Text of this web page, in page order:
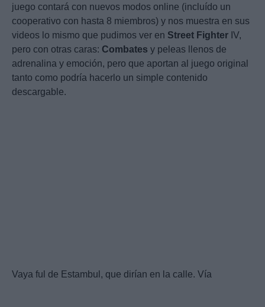
juego contará con nuevos modos online (incluído un
cooperativo con hasta 8 miembros) y nos muestra en sus
videos lo mismo que pudimos ver en Street Fighter IV,
pero con otras caras: Combates y peleas llenos de
adrenalina y emoción, pero que aportan al juego original
tanto como podría hacerlo un simple contenido
descargable.
Vaya ful de Estambul, que dirían en la calle. Vía